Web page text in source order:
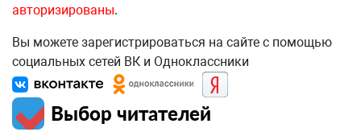
авторизированы.
Вы можете зарегистрироваться на сайте с помощью
социальных сетей ВК и Одноклассники
Выбор читателей